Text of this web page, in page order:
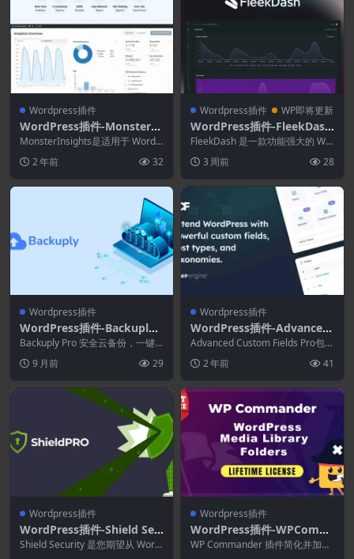
Wordpress插件
WordPress插件-MonsterIn
sights–EU Compliance 2.3.
1(MonsterInsights拓展)
MonsterInsights是适用于 WordP
2 年前 32
Wordpress插件 WP即将更新
WordPress插件-FleekDash
2.6.2.4–WordPress的终极管
理体验
FleekDash 是一款功能强大的 Wo
它...3 周前 28
Wordpress插件
WordPress插件-Backuply
Pro 1.4.9–可靠的WordPres
s备份插件
Backuply Pro 安全云备份，一键
器崩溃、...
9 月前 29
Wordpress插件
WordPress插件-Advanced
Custom Fields Pro Addon
s[Advanced Custom Fields
Pro拓展]
Advanced Custom Fields Pro包含
2 年前 41
Wordpress插件
WordPress插件-Shield Sec
urity 21.0.7–WordPress 安
Shield Security 是您期望从 Word
Wordpress插件
WordPress插件-WPComm
ander 2.6.0–WordPress媒
WP Commander 插件简化并加快